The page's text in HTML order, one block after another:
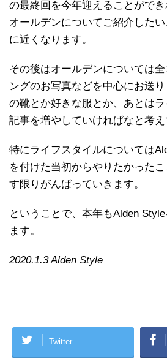
の最終回を今年迎えることがで
オールデンについてご紹介した
に近くなります。
その後はオールデンについては
ングのお写真などを中心にお送
の靴とか好きな服とか、あとは
記事を増やしていければなと考え
特にライフスタイルについては
を付けた当初からやりたかった
す限りがんばっていきます。
ということで、本年もAlden
ます。
2020.1.3 Alden Style
Twitter